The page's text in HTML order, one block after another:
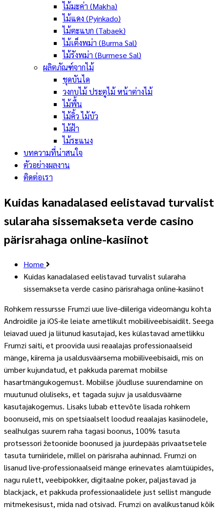
ไม้มะค่า (Makha)
ไม้แดง (Pyinkado)
ไม้ตะแบก (Tabaek)
ไม้เต็งพม่า (Burma Sal)
ไม้รังพม่า (Burmese Sal)
ผลิตภัณฑ์จากไม้
ชุดบันได
วงกบไม้ ประตูไม้ หน้าต่างไม้
ไม้พื้น
ไม้คิ้ว ไม้บัว
ไม้ฝ้า
ไม้ระแนง
บทความที่น่าสนใจ
ตัวอย่างผลงาน
ติดต่อเรา
Kuidas kanadalased eelistavad turvalist
sularaha sissemakseta verde casino
pärisrahaga online-kasiinot
Home
Kuidas kanadalased eelistavad turvalist sularaha
sissemakseta verde casino pärisrahaga online-kasiinot
Rohkem ressursse Frumzi uue live-diileriga videomängu kohta
Androidile ja iOS-ile leiate ametlikult mobiiliveebisaidilt. Seega
leiavad uued ja liitunud kasutajad, kes külastavad ametlikku
Frumzi saiti, et proovida uusi reaalajas professionaalseid
mänge, kiirema ja usaldusväärsema mobiiliveebisaidi, mis on
ümber kujundatud, et pakkuda paremat mobiilse
hasartmängukogemust. Mobiilse jõudluse suurendamine on
muutunud oluliseks, et tagada sujuv ja usaldusväärne
kasutajakogemus. Lisaks lubab ettevõte lisada rohkem
boonuseid, mis on spetsiaalselt loodud reaalajas kasiinodele,
sealhulgas suurem raha tagasi boonus, 100% tasuta
protsessori žetoonide boonused ja juurdepääs privaatsetele
tasuta turniiridele, millel on pärisraha auhinnad. Frumzi on
lisanud live-professionaalseid mänge erinevates alamtüüpides,
nagu rulett, veebipokker, digitaalne poker, paljastavad ja
blackjack, et pakkuda professionaalidele just sellist mängude
mitmekesisust, mida nad otsivad. Frumzi on avalikustanud kõik